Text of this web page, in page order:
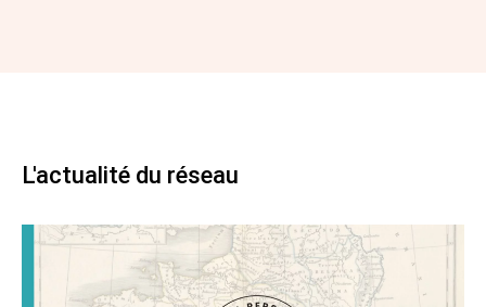
L'actualité du réseau